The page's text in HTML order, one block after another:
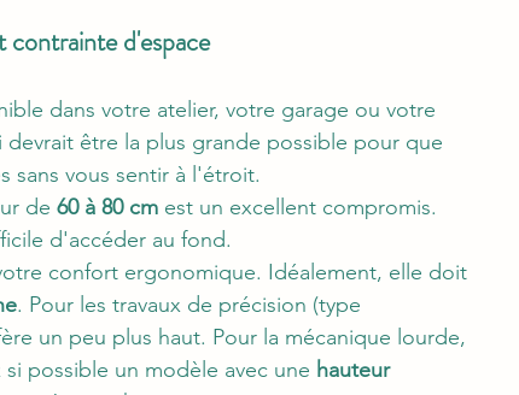
d'espace
dans votre atelier, votre garage ou votre
être la plus grande possible pour que
sans vous sentir à l'étroit.
de 60 à 80 cm est un excellent compromis.
d'accéder au fond.
confort ergonomique. Idéalement, elle doit
. Pour les travaux de précision (type
un peu plus haut. Pour la mécanique lourde,
possible un modèle avec une hauteur